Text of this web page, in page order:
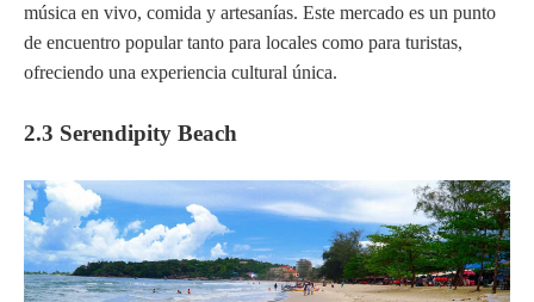
música en vivo, comida y artesanías. Este mercado es un punto
de encuentro popular tanto para locales como para turistas,
ofreciendo una experiencia cultural única.
2.3 Serendipity Beach